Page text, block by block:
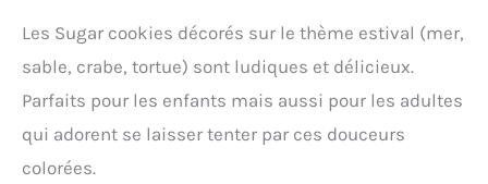
Les Sugar cookies décorés sur le thème estival (mer,
sable, crabe, tortue) sont ludiques et délicieux.
Parfaits pour les enfants mais aussi pour les adultes
qui adorent se laisser tenter par ces douceurs
colorées.